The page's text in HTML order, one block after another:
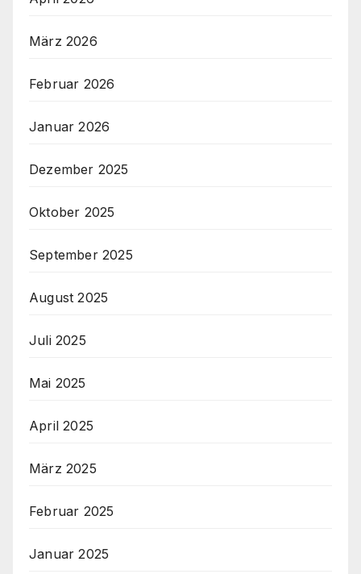
März 2026
Februar 2026
Januar 2026
Dezember 2025
Oktober 2025
September 2025
August 2025
Juli 2025
Mai 2025
April 2025
März 2025
Februar 2025
Januar 2025